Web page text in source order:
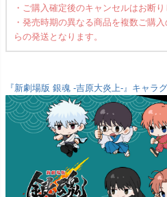
・ご購入確定後のキャンセルはお断り
・発売時期の異なる商品を複数ご購
らの発送となります。
『新劇場版 銀魂 -吉原大炎上-』キャラ